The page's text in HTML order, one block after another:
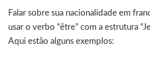
Falar sobre sua nacionalidade em
usar o verbo “être” com a estrutura
Aqui estão alguns exemplos: